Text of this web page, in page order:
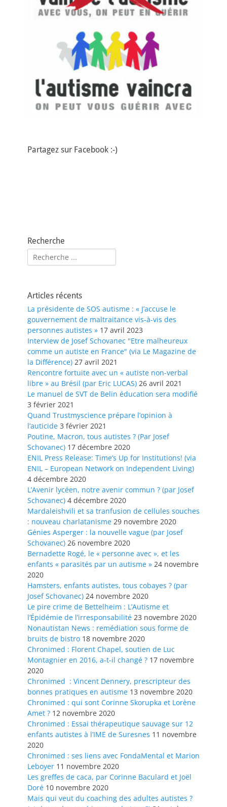
Partagez sur Facebook :-)
Recherche
Rechercher :
Articles récents
La présidente de SOS autisme : « J’accuse le
gouvernement de maltraitance vis-à-vis des
personnes autistes » 17 avril 2023
Interview de Josef Schovanec "Etre malheureux
comme un autiste en France" (via Le Magazine de
la Différence) 27 avril 2021
Rencontre fortuite avec un « autiste non-verbal
libre » au Brésil (par Eric LUCAS) 26 avril 2021
Le manuel de SVT de Belin éducation sera modifié
3 février 2021
Quand Trustmyscience prépare l’opinion à
l’auticide 3 février 2021
Poutine, Macron, tous autistes ? (Par Josef
Schovanec) 17 décembre 2020
ENIL Press Release: Time’s Up for Institutions! (via
ENIL – European Network on Independent Living)
4 décembre 2020
L’Avenir lycéen, notre avenir commun ? (par Josef
Schovanec) 4 décembre 2020
Mardaleishvili et sa tranfusion de cellules souches
: nouveau charlatanisme 29 novembre 2020
Génies Asperger : la nouvelle vague (par Josef
Schovanec) 26 novembre 2020
Bernadette Rogé, le « personne avec », et les
enfants « parasités par un autisme » 24 novembre
2020
Hamsters, enfants autistes, tous cobayes ? (par
Josef Schovanec) 24 novembre 2020
Le pire crime de Bettelheim : L’Autisme et
l’Épidémie de l’irresponsabilité 23 novembre 2020
Nonautistan News : remédiation sous forme de
bruits de bistro 18 novembre 2020
Chronimed : Florent Chapel, soutien de Luc
Montagnier en 2016, a-t-il changé ? 17 novembre
2020
Chronimed : Vincent Dennery, prescripteur des
bonnes pratiques en autisme 13 novembre 2020
Chronimed : qui sont Corinne Skorupka et Lorène
Amet ? 12 novembre 2020
Chronimed : Essai thérapeutique sauvage sur 12
enfants autistes à l’IME de Suresnes 11 novembre
2020
Chronimed : ses liens avec FondaMental et Marion
Leboyer 11 novembre 2020
Les greffes de caca, par Corinne Baculard et Joël
Doré 10 novembre 2020
Mais qui veut du coaching des adultes autistes ?